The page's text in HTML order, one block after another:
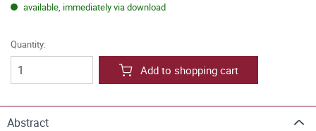
available, immediately via download
Quantity:
Add to shopping cart
Abstract